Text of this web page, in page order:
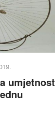
umjetnost